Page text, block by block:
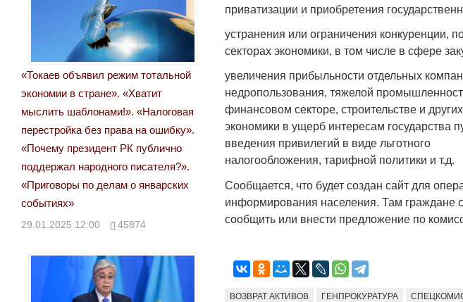
приватизации и приобретения
устранения или ограничения конкуренции,
секторах экономики, в том числе в сфере
увеличения прибыльности отдельных
недропользования, тяжелой
финансовом секторе, строительстве и
экономики в ущерб интересам государства
введения привилегий в виде льготного
налогообложения, тарифной политики и т.д.
Сообщается, что будет создан сайт для
информирования населения. Там граждане
сообщить или внести предложение по
ВОЗВРАТ АКТИВОВ ГЕНПРОКУРАТУРА
«Токаев объявил режим тотальной
экономии в стране». «Хватит
мыслить шаблонами!». «Налоговая
перестройка без права на ошибку».
«Почему президент РК публично
поддержал народного писателя?».
«Приговоры по делам о январских
событиях»
29.01.2025 12:00 45874